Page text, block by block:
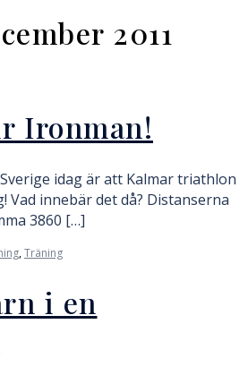
2011
Ironman!
idag är att Kalmar triathlon
Vad innebär det då? Distanserna
3860 […]
,Träning
i en